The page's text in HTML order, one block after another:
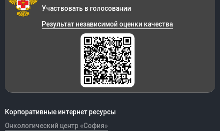
Корпоративные интернет ресурсы
Онкологический центр «София»
Участвовать в голосовании
Результат независимой оценки качества